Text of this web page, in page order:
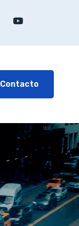
Contacto